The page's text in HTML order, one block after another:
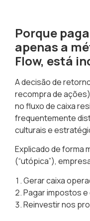
Porque
apenas a
Flow, está
A decisão de
recompra de
no fluxo de caixa
frequentemente
culturais e
Explicado de forma
(“utópica”),
Gerar caixa
Pagar impostos e
Reinvestir nos